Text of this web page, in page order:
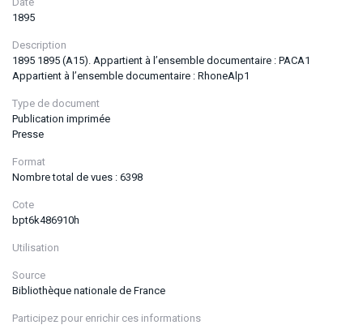
1895
Description
1895 1895 (A15). Appartient à l’ensemble documentaire : PACA1
Appartient à l’ensemble documentaire : RhoneAlp1
Type de document
Publication imprimée
Presse
Format
Nombre total de vues : 6398
Cote
bpt6k486910h
Utilisation
Source
Bibliothèque nationale de France
Participez pour enrichir ces informations